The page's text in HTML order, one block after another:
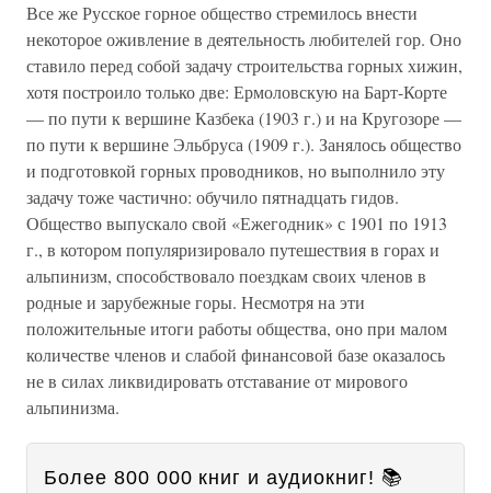
Все же Русское горное общество стремилось внести
некоторое оживление в деятельность любителей гор. Оно
ставило перед собой задачу строительства горных хижин,
хотя построило только две: Ермоловскую на Барт-Корте
— по пути к вершине Казбека (1903 г.) и на Кругозоре —
по пути к вершине Эльбруса (1909 г.). Занялось общество
и подготовкой горных проводников, но выполнило эту
задачу тоже частично: обучило пятнадцать гидов.
Общество выпускало свой «Ежегодник» с 1901 по 1913
г., в котором популяризировало путешествия в горах и
альпинизм, способствовало поездкам своих членов в
родные и зарубежные горы. Несмотря на эти
положительные итоги работы общества, оно при малом
количестве членов и слабой финансовой базе оказалось
не в силах ликвидировать отставание от мирового
альпинизма.
Более 800 000 книг и аудиокниг! 📚